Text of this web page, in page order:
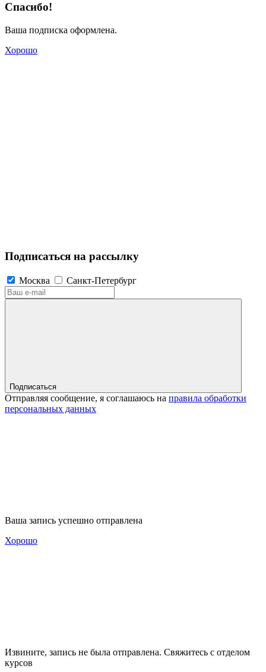
Спасибо!
Ваша подписка оформлена.
Хорошо
Подписаться на рассылку
Москва Санкт-Петербург
Подписаться
Отправляя сообщение, я соглашаюсь на правила обработки
персональных данных
Ваша запись успешно отправлена
Хорошо
Извините, запись не была отправлена. Свяжитесь с отделом
курсов